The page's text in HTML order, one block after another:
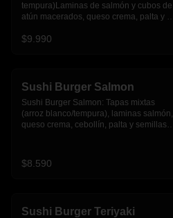
tempura)Laminas de salmón y cubos de
atún macerados, queso crema, palta y
$9.990
Sushi Burger Salmon
Sushi Burger Salmon: Tapas mixtas
(arroz blanco/tempura), laminas salmón,
queso crema, cebollín, palta y semillas
$8.590
Sushi Burger Teriyaki